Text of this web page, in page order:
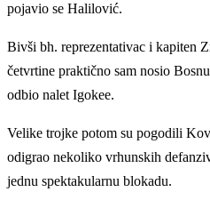
pojavio se Halilović.
Bivši bh. reprezentativac i kapiten
četvrtine praktično sam nosio
odbio nalet Igokee.
Velike trojke potom su pogodili
odigrao nekoliko vrhunskih
jednu spektakularnu blokadu.